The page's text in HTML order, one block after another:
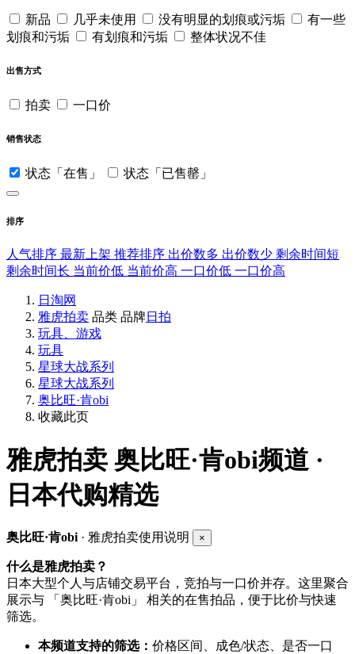
新品 几乎未使用 没有明显的划痕或污垢
有一些
划痕和污垢
有划痕和污垢 整体状况不佳
出售方式
拍卖 一口价
销售状态
状态「在售」 状态「已售罄」
排序
人气排序 最新上架 推荐排序 出价数多 出价数少 剩余时间短
剩余时间长 当前价低 当前价高 一口价低 一口价高
日淘网
雅虎拍卖 品类 品牌日拍
玩具、游戏
玩具
星球大战系列
星球大战系列
奥比旺·肯obi
收藏此页
雅虎拍卖 奥比旺·肯obi频道 ·
日本代购精选
奥比旺·肯obi · 雅虎拍卖使用说明 ×
什么是雅虎拍卖？
日本大型个人与店铺交易平台，竞拍与一口价并存。这里聚合
展示与 「奥比旺·肯obi」 相关的在售拍品，便于比价与快速
筛选。
本频道支持的筛选： 价格区间、成色/状态、是否一口